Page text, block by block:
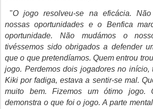
"O jogo resolveu-se na eficácia. Não
nossas oportunidades e o Benfica
oportunidade. Não mudámos o
tivéssemos sido obrigados a defender
que o que pretendíamos. Quem entrou
jogo. Perdemos dois jogadores no início,
Kiki por fadiga, estava a sentir-se mal.
muito bem. Fizemos um ótimo jogo.
demonstra o que foi o jogo. A parte